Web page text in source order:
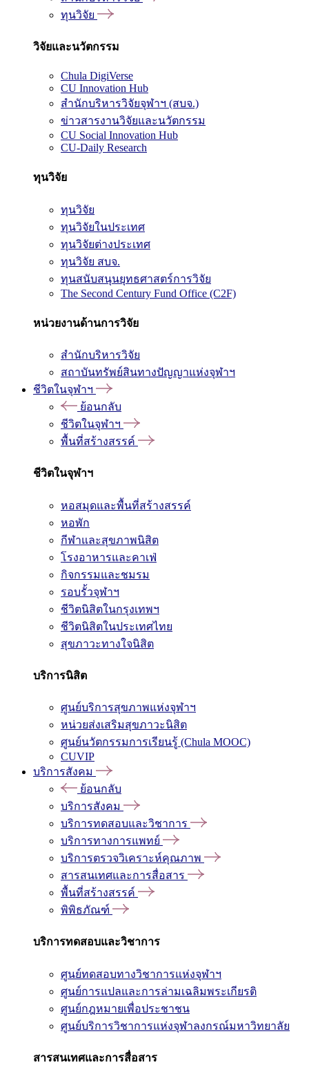
ทุนวิจัย
วิจัยและนวัตกรรม
Chula DigiVerse
CU Innovation Hub
สำนักบริหารวิจัยจุฬาฯ (สบจ.)
ข่าวสารงานวิจัยและนวัตกรรม
CU Social Innovation Hub
CU-Daily Research
ทุนวิจัย
ทุนวิจัย
ทุนวิจัยในประเทศ
ทุนวิจัยต่างประเทศ
ทุนวิจัย สบจ.
ทุนสนับสนุนยุทธศาสตร์การวิจัย
The Second Century Fund Office (C2F)
หน่วยงานด้านการวิจัย
สำนักบริหารวิจัย
สถาบันทรัพย์สินทางปัญญาแห่งจุฬาฯ
ชีวิตในจุฬาฯ
ย้อนกลับ
ชีวิตในจุฬาฯ
พื้นที่สร้างสรรค์
ชีวิตในจุฬาฯ
หอสมุดและพื้นที่สร้างสรรค์
หอพัก
กีฬาและสุขภาพนิสิต
โรงอาหารและคาเฟ่
กิจกรรมและชมรม
รอบรั้วจุฬาฯ
ชีวิตนิสิตในกรุงเทพฯ
ชีวิตนิสิตในประเทศไทย
สุขภาวะทางใจนิสิต
บริการนิสิต
ศูนย์บริการสุขภาพแห่งจุฬาฯ
หน่วยส่งเสริมสุขภาวะนิสิต
ศูนย์นวัตกรรมการเรียนรู้ (Chula MOOC)
CUVIP
บริการสังคม
ย้อนกลับ
บริการสังคม
บริการทดสอบและวิชาการ
บริการทางการแพทย์
บริการตรวจวิเคราะห์คุณภาพ
สารสนเทศและการสื่อสาร
พื้นที่สร้างสรรค์
พิพิธภัณฑ์
บริการทดสอบและวิชาการ
ศูนย์ทดสอบทางวิชาการแห่งจุฬาฯ
ศูนย์การแปลและการล่ามเฉลิมพระเกียรติ
ศูนย์กฎหมายเพื่อประชาชน
ศูนย์บริการวิชาการแห่งจุฬาลงกรณ์มหาวิทยาลัย
สารสนเทศและการสื่อสาร